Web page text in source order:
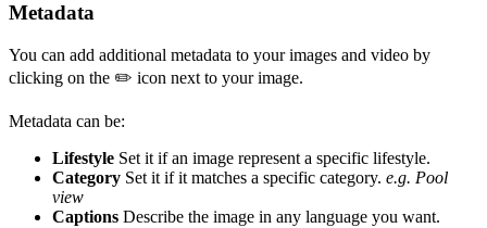
Metadata
You can add additional metadata to your images and video by
clicking on the ✏️ icon next to your image.
Metadata can be:
Lifestyle Set it if an image represent a specific lifestyle.
Category Set it if it matches a specific category. e.g. Pool
view
Captions Describe the image in any language you want.